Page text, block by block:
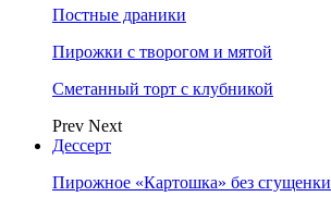
Постные драники
Пирожки с творогом и мятой
Сметанный торт с клубникой
Prev Next
Дессерт
Пирожное «Картошка» без сгущенки